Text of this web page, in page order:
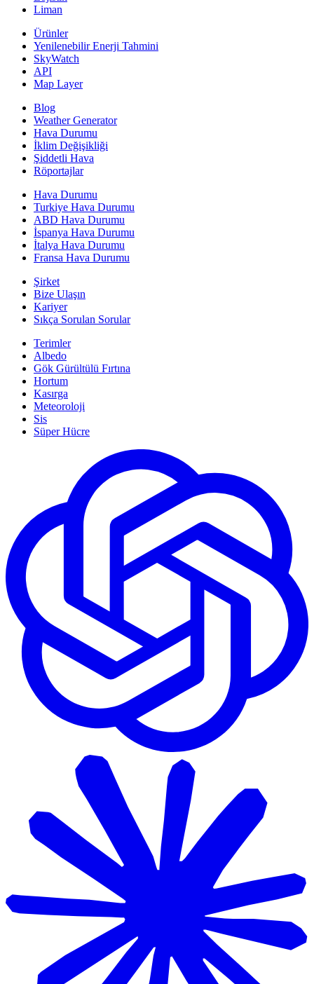
Liman
Ürünler
Yenilenebilir Enerji Tahmini
SkyWatch
API
Map Layer
Blog
Weather Generator
Hava Durumu
İklim Değişikliği
Şiddetli Hava
Röportajlar
Hava Durumu
Turkiye Hava Durumu
ABD Hava Durumu
İspanya Hava Durumu
İtalya Hava Durumu
Fransa Hava Durumu
Şirket
Bize Ulaşın
Kariyer
Sıkça Sorulan Sorular
Terimler
Albedo
Gök Gürültülü Fırtına
Hortum
Kasırga
Meteoroloji
Sis
Süper Hücre